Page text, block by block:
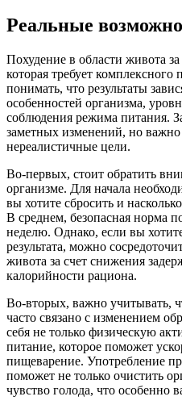
Реальные
Похудение в области живота
которая требует
понимать, что результаты
особенностей организма,
соблюдения режима питания.
заметных изменений, но важно
нереалистичные цели.
Во-первых, стоит обратить
организме. Для начала
вы хотите сбросить и
В среднем, безопасная норма
неделю. Однако, если вы
результата, можно
живота за счет снижения
калорийности рациона.
Во-вторых, важно учитывать,
часто связано с изменением
себя не только физическую
питание, которое поможет
пищеварение. Употребление
поможет не только очистить
чувство голода, что особенно